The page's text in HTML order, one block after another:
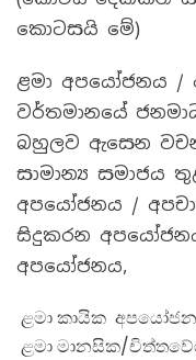
කොටසයි මේ)
ළමා අපයෝජනය /
වර්තමානයේ
බහුලව ඇසෙන
සාමාන්‍ය සමාජය
අපයෝජනය /
සිදුකරන
අපයෝජනය,
ළමා කායික
ළමා මානසික/